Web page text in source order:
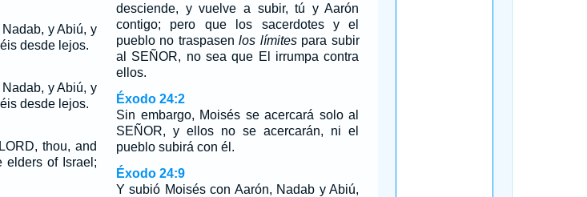
y Abiú, y
desde lejos.
y Abiú, y
desde lejos.
thou, and
elders of Israel;
desciende, y vuelve a subir, tú y Aarón
contigo; pero que los sacerdotes y el
pueblo no traspasenlos límitespara subir
al SEÑOR, no sea que El irrumpa contra
ellos.
Éxodo 24:2
Sin embargo, Moisés se acercará solo al
SEÑOR, y ellos no se acercarán, ni el
pueblo subirá con él.
Éxodo 24:9
Y subió Moisés con Aarón, Nadab y Abiú,